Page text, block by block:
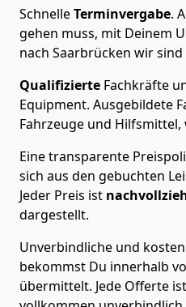
SchnelleTerminvergabe.
gehen muss, mit Deinem
nach Saarbrücken wir
Qualifizierte Fachkräfte
Equipment. Ausgebildete
Fahrzeuge und
Eine transparente
sich aus den gebuchten
Jeder Preis ist
dargestellt.
Unverbindliche und
bekommst Du innerhalb
übermittelt. Jede Offerte